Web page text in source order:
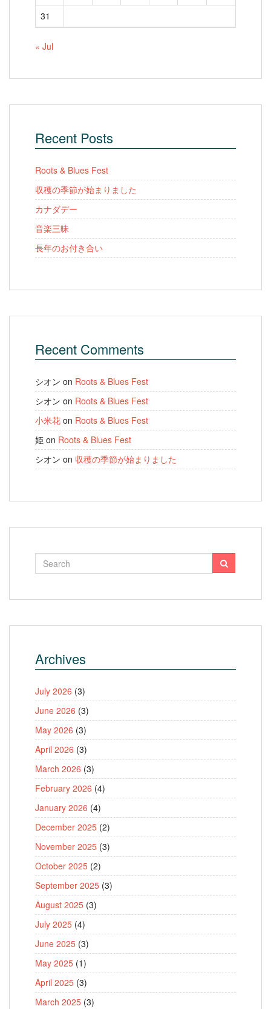
31
« Jul
Recent Posts
Roots & Blues Fest
収穫の季節が始まりました
カナダデー
音楽三昧
長年のお付き合い
Recent Comments
シオン on Roots & Blues Fest
シオン on Roots & Blues Fest
小米花 on Roots & Blues Fest
姫 on Roots & Blues Fest
シオン on 収穫の季節が始まりました
Archives
July 2026 (3)
June 2026 (3)
May 2026 (3)
April 2026 (3)
March 2026 (3)
February 2026 (4)
January 2026 (4)
December 2025 (2)
November 2025 (3)
October 2025 (2)
September 2025 (3)
August 2025 (3)
July 2025 (4)
June 2025 (3)
May 2025 (1)
April 2025 (3)
March 2025 (3)